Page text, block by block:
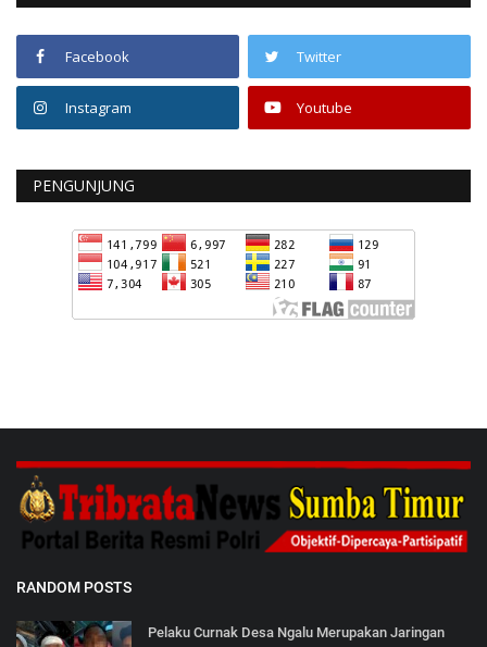
Facebook Twitter
Instagram Youtube
PENGUNJUNG
RANDOM POSTS
Pelaku Curnak Desa Ngalu Merupakan Jaringan